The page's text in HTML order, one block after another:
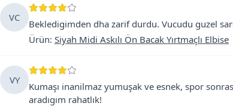
VC
Bekledigimden dha zarif durdu. Vucudu guzel
Ürün: Siyah Midi Askılı Ön Bacak Yırtmaçlı Elbise
VY
Kumaşı inanilmaz yumuşak ve esnek, spor
aradıgım rahatlık!